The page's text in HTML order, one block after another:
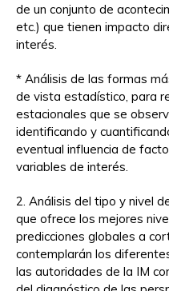
de un conjunto de
etc.) que tienen impacto
interés.
* Análisis de las formas
de vista estadístico, para
estacionales que se
identificando y
eventual influencia de
variables de interés.
2. Análisis del tipo y nivel
que ofrece los mejores
predicciones globales a
contemplarán los
las autoridades de la IM